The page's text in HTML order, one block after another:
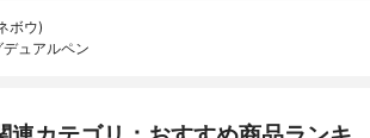
ボウ)
デュアルペン